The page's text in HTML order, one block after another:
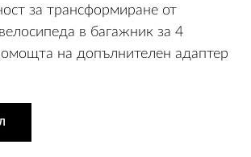
за трансформиране от
в багажник за 4
на допълнителен адаптер